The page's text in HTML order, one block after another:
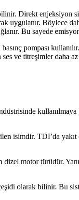
Direkt enjeksiyon
uygulanır. Böylece
Bu sayede
pompası
ve titreşimler daha
TDI’da yakıt
motor türüdür.
bilinir. Bu